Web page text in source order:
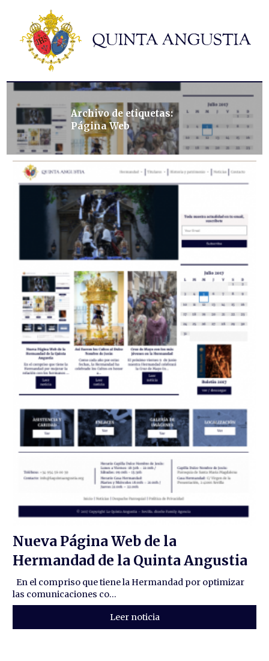
Hermandad
Titulares
Historia y patrimonio
Noticias
Contacto
Formularios
Archivo de etiquetas:
Página Web
Nueva Página Web de la
Hermandad de la Quinta Angustia
En el compriso que tiene la Hermandad por optimizar
las comunicaciones co...
Leer noticia